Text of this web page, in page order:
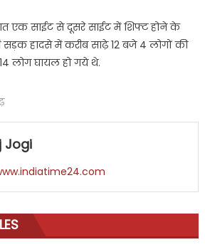
एक साईट से दूसरे साईट में शिफ्ट होने के
सड़क हादसे में करीब साढ़े 12 बजे 4 लोगों की
लोग घायल हो गये थे.
Jogi